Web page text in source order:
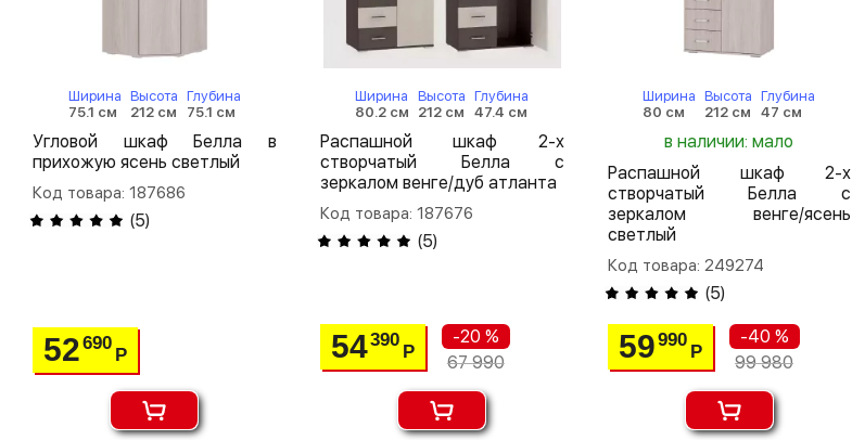
Ширина
75.1 см
Высота
212 см
Глубина
75.1 см
Угловой шкаф Белла в
прихожую ясень светлый
Код товара: 187686
(5)
52690
Р
Ширина
80.2 см
Высота
212 см
Глубина
47.4 см
Распашной шкаф 2-х
створчатый Белла с
зеркалом венге/дуб атланта
Код товара: 187676
(5)
54390
Р
-20 %
67 990
Ширина
80 см
Высота
212 см
Глубина
47 см
в наличии: мало
Распашной шкаф 2-х
створчатый Белла с
зеркалом венге/ясень
светлый
Код товара: 249274
(5)
59990
Р
-40 %
99 980